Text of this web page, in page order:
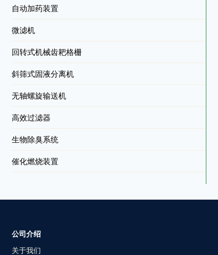
自动加药装置
微滤机
回转式机械齿耙格栅
斜筛式固液分离机
无轴螺旋输送机
高效过滤器
生物除臭系统
催化燃烧装置
公司介绍
关于我们